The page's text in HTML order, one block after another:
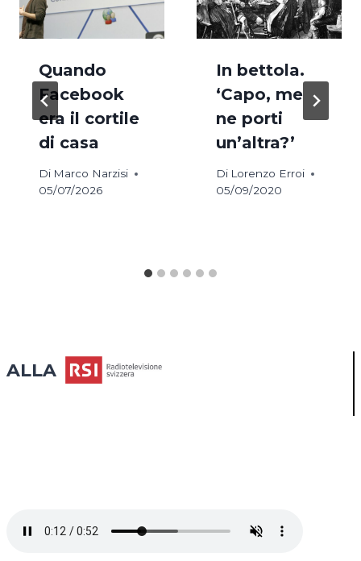
Quando
Facebook
era il cortile
di casa
Di Marco Narzisi
05/07/2026
In bettola.
‘Capo, me
ne porti
un’altra?’
Di Lorenzo Erroi
05/09/2020
ALLA